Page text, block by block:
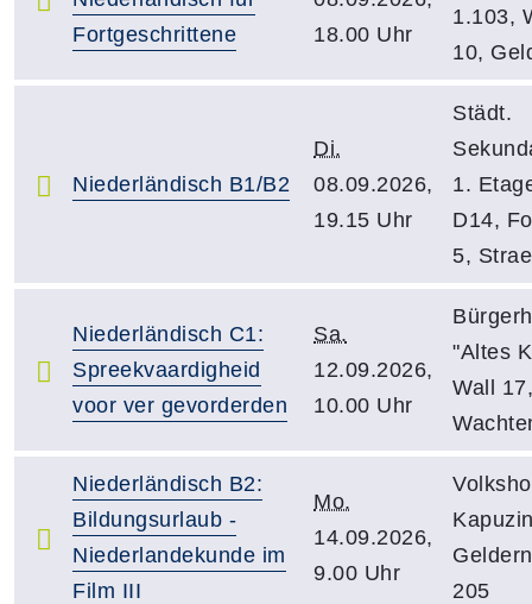
Fortgeschrittene
18.00 Uhr
1.103,
10,
Niederländisch B1/B2
Di.
08.09.2026,
19.15 Uhr
Städt.
1.
D14,
5,
Niederländisch C1:
Spreekvaardigheid
voor ver gevorderden
Sa.
12.09.2026,
10.00 Uhr
"Altes
Wall 17,
Niederländisch B2:
Bildungsurlaub -
Niederlandekunde im
Film III
Mo.
14.09.2026,
9.00 Uhr
205